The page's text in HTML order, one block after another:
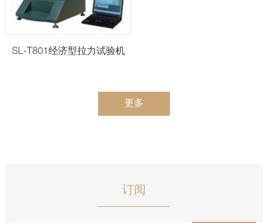
SL-T801经济型拉力试验机
更多
订阅